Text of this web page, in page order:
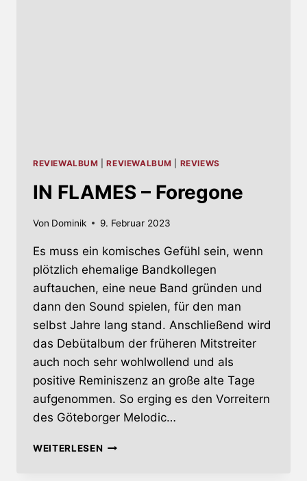
REVIEWALBUM |REVIEWALBUM REVIEWS
IN FLAMES – Foregone
Von Dominik 9. Februar 2023
Es muss ein komisches Gefühl sein, wenn
plötzlich ehemalige Bandkollegen
auftauchen, eine neue Band gründen und
dann den Sound spielen, für den man
selbst Jahre lang stand. Anschließend wird
das Debütalbum der früheren Mitstreiter
auch noch sehr wohlwollend und als
positive Reminiszenz an große alte Tage
aufgenommen. So erging es den Vorreitern
des Göteborger Melodic…
WEITERLESENIN